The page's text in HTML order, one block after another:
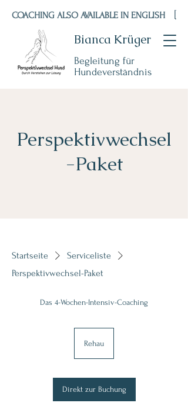
COACHING ALSO AVAILABLE IN ENGLISH
Bianca Krüger
Begleitung für
Hundeverständnis
Perspektivwechsel
-Paket
Startseite
Serviceliste
Perspektivwechsel-Paket
Das 4-Wochen-Intensiv-Coaching
Rehau
Direkt zur Buchung